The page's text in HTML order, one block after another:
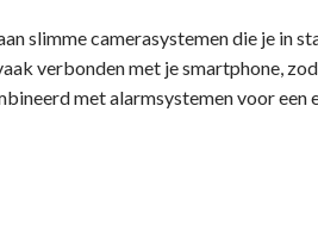
slimme camerasystemen die je in
verbonden met je smartphone,
met alarmsystemen voor een